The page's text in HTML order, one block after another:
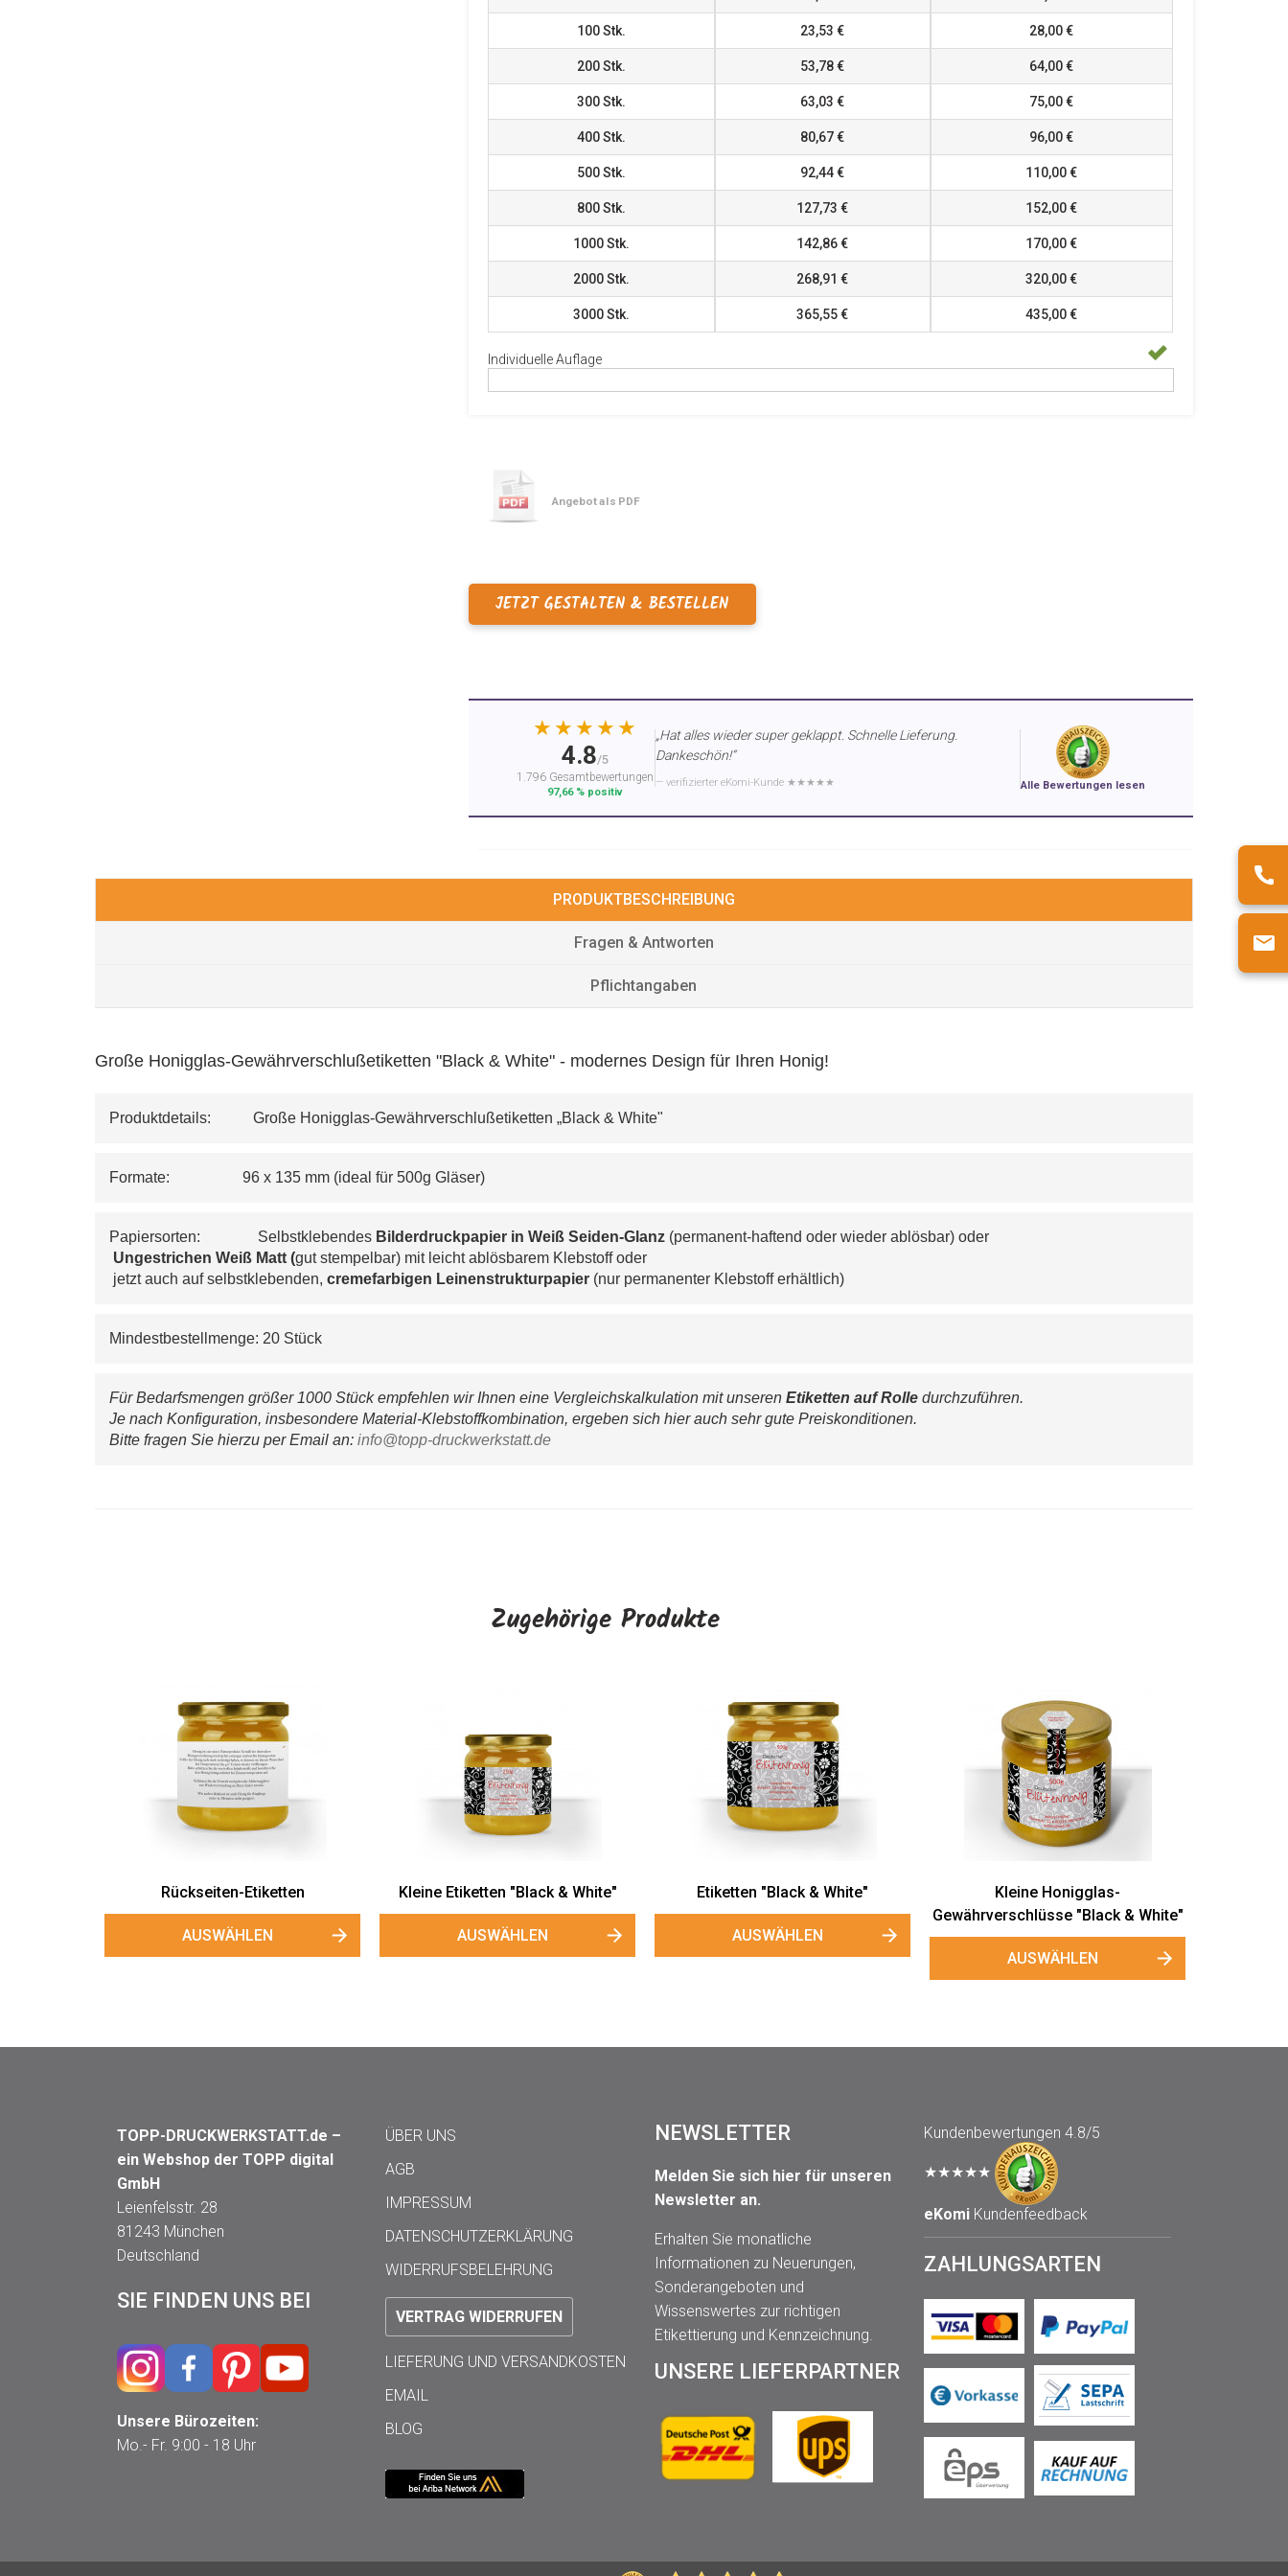
100Stk. 23,53 € 28,00 €
200Stk. 53,78 € 64,00 €
300Stk. 63,03 € 75,00 €
400Stk. 80,67 € 96,00 €
500Stk. 92,44 € 110,00 €
800Stk. 127,73 € 152,00 €
1000Stk. 142,86 € 170,00 €
2000Stk. 268,91 € 320,00 €
3000Stk. 365,55 € 435,00 €
Individuelle Auflage
Angebot als PDF
JETZT GESTALTEN & BESTELLEN
★★★★★
4.8/5
1.796 Gesamtbewertungen
97,66 % positiv
„Hat alles wieder super geklappt. Schnelle Lieferung.
Dankeschön!“
— verifizierter eKomi-Kunde ★★★★★ Alle Bewertungen lesen
PRODUKTBESCHREIBUNG
Fragen & Antworten
Pflichtangaben
Große Honigglas-Gewährverschlußetiketten "Black & White" - modernes Design für Ihren Honig!
Produktdetails:           Große Honigglas-Gewährverschlußetiketten „Black & White"
Formate:                   96 x 135 mm (ideal für 500g Gläser)
Papiersorten:               Selbstklebendes Bilderdruckpapier in Weiß Seiden-Glanz (permanent-haftend oder wieder ablösbar) oder
Ungestrichen Weiß Matt (gut stempelbar) mit leicht ablösbarem Klebstoff oder
jetzt auch auf selbstklebenden, cremefarbigen Leinenstrukturpapier (nur permanenter Klebstoff erhältlich)
Mindestbestellmenge: 20 Stück
Für Bedarfsmengen größer 1000 Stück empfehlen wir Ihnen eine Vergleichskalkulation mit unseren Etiketten auf Rolle durchzuführen.
Je nach Konfiguration, insbesondere Material-Klebstoffkombination, ergeben sich hier auch sehr gute Preiskonditionen.
Bitte fragen Sie hierzu per Email an: info@topp-druckwerkstatt.de
Zugehörige Produkte
Rückseiten-Etiketten
AUSWÄHLEN
Kleine Etiketten "Black & White"
AUSWÄHLEN
Etiketten "Black & White"
AUSWÄHLEN
Kleine Honigglas-
Gewährverschlüsse "Black & White"
AUSWÄHLEN
TOPP-DRUCKWERKSTATT.de –
ein Webshop der TOPP digital
GmbH
Leienfelsstr. 28
81243 München
Deutschland
SIE FINDEN UNS BEI
Unsere Bürozeiten:
Mo.- Fr. 9:00 - 18 Uhr
ÜBER UNS
AGB
IMPRESSUM
DATENSCHUTZERKLÄRUNG
WIDERRUFSBELEHRUNG
VERTRAG WIDERRUFEN
LIEFERUNG UND VERSANDKOSTEN
EMAIL
BLOG
NEWSLETTER
Melden Sie sich hier für unseren
Newsletter an.
Erhalten Sie monatliche
Informationen zu Neuerungen,
Sonderangeboten und
Wissenswertes zur richtigen
Etikettierung und Kennzeichnung.
UNSERE LIEFERPARTNER
Kundenbewertungen 4.8/5
★★★★★
eKomiKundenfeedback
ZAHLUNGSARTEN